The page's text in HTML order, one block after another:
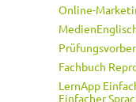
Online-
Fachbuch
LernApp
Einfacher